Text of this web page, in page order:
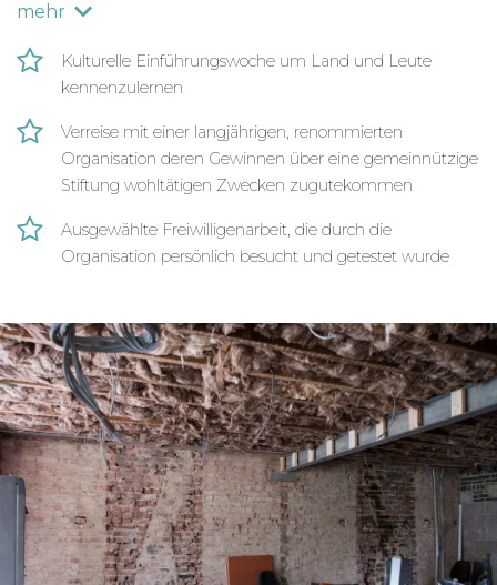
Deine Aufgaben im Projektteam können sehr
unterschiedlich ausfallen. Abhängig davon,
welche Projektarbeit gerade anliegt, z. B.:
Bau neuer Klassenräume oder sanitärer
Einrichtungen für eine Schule oder
Kindergarten
Ausbesserungs- und Renovierungsarbeiten an
Dächern, Türen, Fenstern und Wänden
einheimischen Programmkoordinator, der dir als
Bauleiter bei der Planung und Umsetzung des
Bau- oder Renovierungsvorhabens zur Seite steht.
Er zeigt auch, wie man richtig mit den
verschiedenen Werkzeugen und Werkstoffen
umgeht.
mehr
Kulturelle Einführungswoche um Land und Leute
kennenzulernen
Verreise mit einer langjährigen, renommierten
Organisation deren Gewinnen über eine gemeinnützige
Stiftung wohltätigen Zwecken zugutekommen
Ausgewählte Freiwilligenarbeit, die durch die
Organisation persönlich besucht und getestet wurde